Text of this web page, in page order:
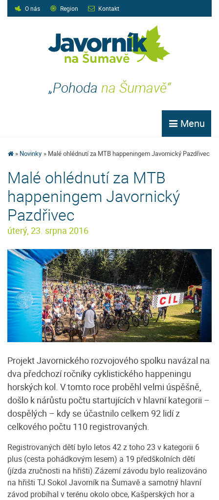
O nás Region Kontakt
„Pohoda na Šumavě“
Menu
Novinky Malé ohlédnutí za MTB happeningem Javornický Pazdřivec
Malé ohlédnutí za MTB
happeningem Javornický
Pazdřivec
úterý, 23. srpna 2016
Projekt Javornického rozvojového spolku navázal na
dva předchozí ročníky cyklistického happeningu
horských kol. V tomto roce proběhl velmi úspěšně,
došlo k nárůstu počtu startujících v hlavní kategorii –
dospělých – kdy se účastnilo celkem 92 lidí z
celkového počtu 110 registrovaných.
Registrovaných dětí bylo letos 42 z toho 23 v kategorii 6
plus (cesta pohádkovým lesem) a 19 předškolních dětí
(jízda zručnosti na hřišti).Zázemí závodu bylo realizováno
na hřišti TJ Sokol Javorník na Šumavě a samotný hlavní
závod probíhal v terénu okolo obce, Kašperských hor a